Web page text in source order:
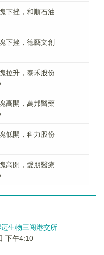
下挫，和順石油
下挫，德藝文創
拉升，泰禾股份
高開，萬邦醫藥
低開，科力股份
高開，愛朋醫療
迈生物三闯港交所
下午4:10